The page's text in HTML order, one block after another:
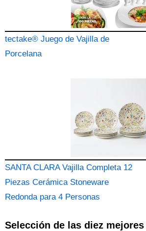
tectake® Juego de Vajilla de
Porcelana
SANTA CLARA Vajilla Completa 12
Piezas Cerámica Stoneware
Redonda para 4 Personas
Selección de las diez